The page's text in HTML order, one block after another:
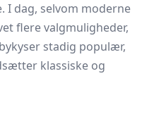
I dag, selvom moderne
flere valgmuligheder,
stadig populær,
klassiske og